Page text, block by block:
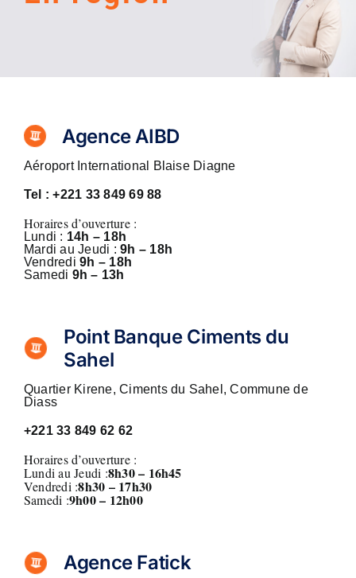
Agence AIBD
Aéroport International Blaise Diagne
Tel : +221 33 849 69 88
Horaires d’ouverture :
Lundi : 14h – 18h
Mardi au Jeudi :9h – 18h
Vendredi9h – 18h
Samedi 9h – 13h
Point Banque Ciments du
Sahel
Quartier Kirene, Ciments du Sahel, Commune de
Diass
+221 33 849 62 62
Horaires d’ouverture :
Lundi au Jeudi :8h30 – 16h45
Vendredi :8h30 – 17h30
Samedi :9h00 – 12h00
Agence Fatick